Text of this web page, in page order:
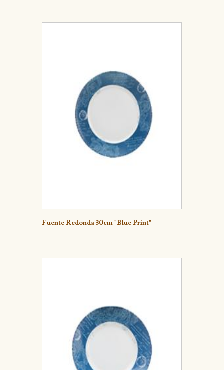
Detalle
Fuente Redonda 30cm "Blue Print"